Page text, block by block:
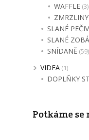
WAFFLE (3)
ZMRZLINY
SLANÉ
SLANÉ
SNÍDANĚ (59)
VIDEA (1)
DOPLŇKY
Potkáme se